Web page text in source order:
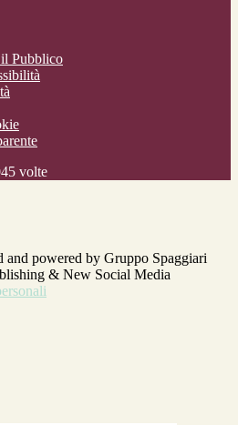
Pubblico
volte
and powered by Gruppo Spaggiari
& New Social Media